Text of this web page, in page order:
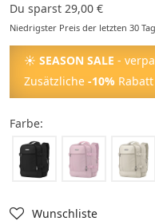
Du sparst 29,00 €
Niedrigster Preis der letzten 30
☀ SEASON SALE -
Zusätzliche -10%
Farbe:
Wunschliste